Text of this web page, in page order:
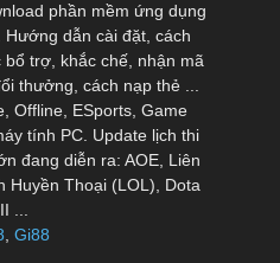
phần mềm ứng dụng
dẫn cài đặt, cách
trợ, khắc chế, nhận mã
thưởng, cách nạp thẻ ...
Offline, ESports, Game
tính PC. Update lịch thi
đang diễn ra: AOE, Liên
Huyền Thoại (LOL), Dota
II ...
, Gi88